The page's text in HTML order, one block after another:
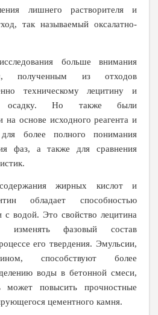
лишнего растворителя и
так называемый оксалатно-
больше внимания
полученным из отходов
техническому лецитину и
осадку. Но также были
на основе исходного реагента и
более полного понимания
фаз, а также для сравнения
жирных кислот и
обладает способностью
с водой. Это свойство лецитина
изменять фазовый состав
его твердения. Эмульсии,
способствуют более
воды в бетонной смеси,
повысить прочностные
цементного камня.